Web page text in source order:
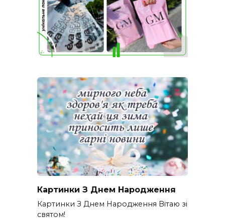
Картинки З Днем Народження
Картинки З Днем Народження Вітаю зі
святом!